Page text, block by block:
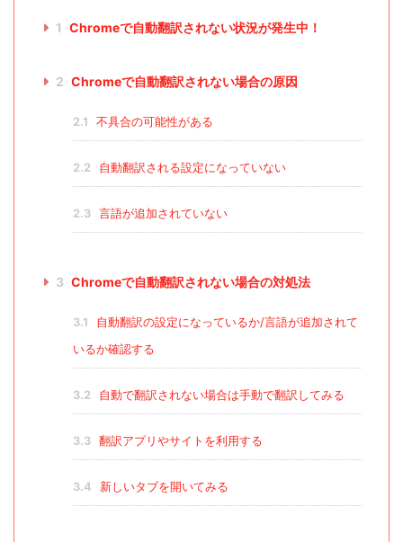
1 Chromeで自動翻訳されない状況が発生中！
2 Chromeで自動翻訳されない場合の原因
2.1 不具合の可能性がある
2.2 自動翻訳される設定になっていない
2.3 言語が追加されていない
3 Chromeで自動翻訳されない場合の対処法
3.1
自動翻訳の設定になっているか/言語が追加されて
いるか確認する
3.2 自動で翻訳されない場合は手動で翻訳してみる
3.3 翻訳アプリやサイトを利用する
3.4 新しいタブを開いてみる